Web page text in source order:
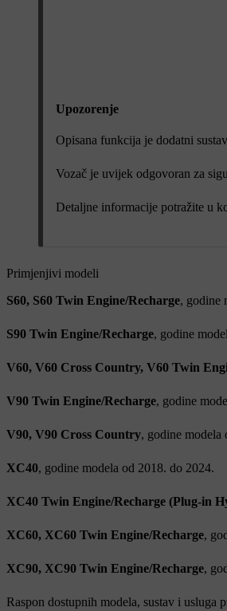
Upozorenje
Opisana funkcija je dodatni
Vozač je uvijek odgovoran za
Detaljne informacije potražite u
Primjenjivi modeli
S60, S60 Twin Engine/Recharge, godine
S90 Twin Engine/Recharge, godine
V60, V60 Cross Country, V60 Twin
V90 Twin Engine/Recharge, godine
V90, V90 Cross Country, godine modela
XC40, godine modela od 2018. do 2024.
XC40 Twin Engine/Recharge (Plug-in
XC60, XC60 Twin Engine/Recharge,
XC90, XC90 Twin Engine/Recharge,
Raspon dostupnih modela, sustav i usluga